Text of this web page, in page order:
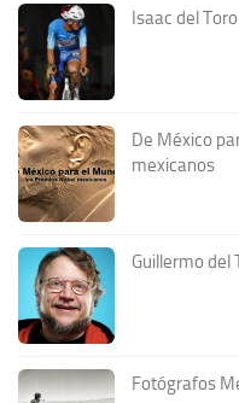
Isaac del
De México
mexicanos
Guillermo del
Fotógrafos